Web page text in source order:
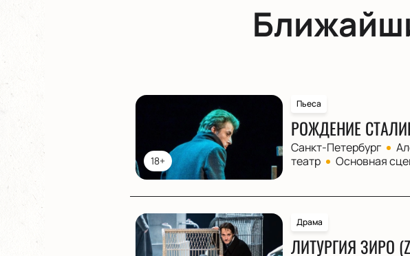
18+
Пьеса
РОЖДЕНИЕ
Санкт-Петербург
театр
Основная
Драма
ЛИТУРГИЯ ЗИРО